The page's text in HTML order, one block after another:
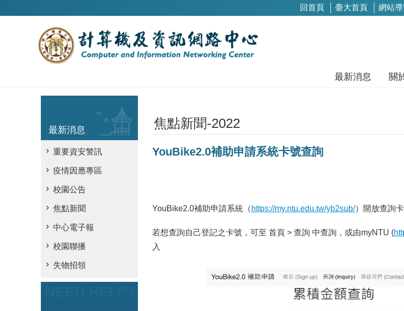
回首頁 臺大首頁 網站
最新消息 關
最新消息
重要資安警訊
疫情因應專區
校園公告
焦點新聞
中心電子報
校園聯播
失物招領
焦點新聞-2022
YouBike2.0補助申請系統卡號查詢
YouBike2.0補助申請系統（ https://my.ntu.edu.tw/yb2sub/）開放查詢卡
若想查詢自己登記之卡號，可至 首頁 > 查詢 中查詢，或由myNTU (
入